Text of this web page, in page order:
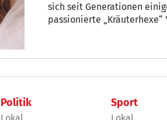
sich seit Generationen
passionierte „Kräuterhexe“
Politik Sport